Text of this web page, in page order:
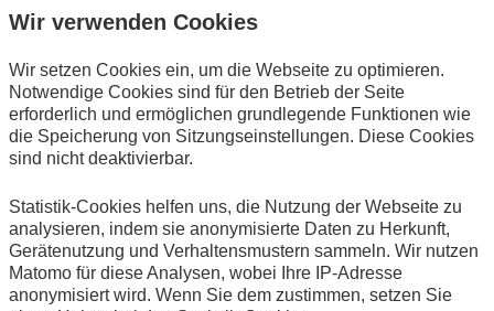
Wir verwenden Cookies
Wir setzen Cookies ein, um die Webseite zu optimieren.
Notwendige Cookies sind für den Betrieb der Seite
erforderlich und ermöglichen grundlegende Funktionen wie
die Speicherung von Sitzungseinstellungen. Diese Cookies
sind nicht deaktivierbar.
Statistik-Cookies helfen uns, die Nutzung der Webseite zu
analysieren, indem sie anonymisierte Daten zu Herkunft,
Gerätenutzung und Verhaltensmustern sammeln. Wir nutzen
Matomo für diese Analysen, wobei Ihre IP-Adresse
anonymisiert wird. Wenn Sie dem zustimmen, setzen Sie